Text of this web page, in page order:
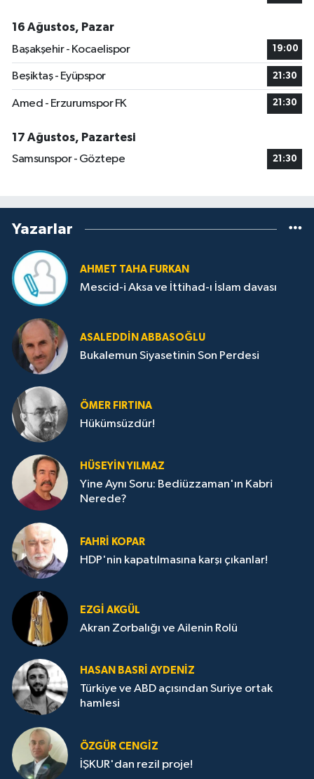
16 Ağustos, Pazar
Başakşehir - Kocaelispor
19:00
Beşiktaş - Eyüpspor 21:30
Amed - Erzurumspor FK 21:30
17 Ağustos, Pazartesi
Samsunspor - Göztepe
21:30
Yazarlar
AHMET TAHA FURKAN
Mescid-i Aksa ve İttihad-ı İslam davası
ASALEDDIN ABBASOĞLU
Bukalemun Siyasetinin Son Perdesi
ÖMER FIRTINA
Hükümsüzdür!
HÜSEYIN YILMAZ
Yine Aynı Soru: Bediüzzaman'ın Kabri
Nerede?
FAHRI KOPAR
HDP'nin kapatılmasına karşı çıkanlar!
EZGI AKGÜL
Akran Zorbalığı ve Ailenin Rolü
HASAN BASRI AYDENIZ
Türkiye ve ABD açısından Suriye ortak
hamlesi
ÖZGÜR CENGIZ
İŞKUR'dan rezil proje!